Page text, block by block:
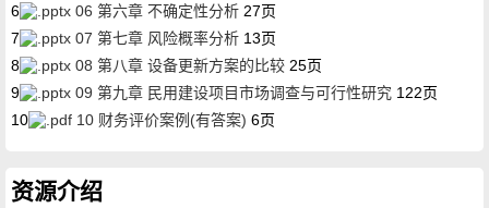
6
06 第六章 不确定性分析 27页
7
07 第七章 风险概率分析 13页
8
08 第八章 设备更新方案的比较 25页
9
09 第九章 民用建设项目市场调查与可行性研究 122页
10
10 财务评价案例(有答案) 6页
资源介绍